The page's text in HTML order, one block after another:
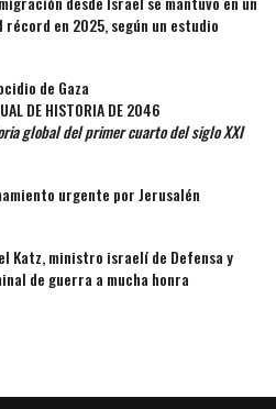
récord en 2025, según un estudio
de Gaza
DE HISTORIA DE 2046
global del primer cuarto del siglo XXI
urgente por Jerusalén
Katz, ministro israelí de Defensa y
de guerra a mucha honra